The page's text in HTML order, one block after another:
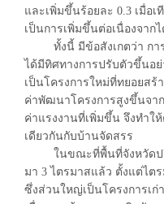
และเพิ่มขึ้นร้อยละ 0.3 เมื่อ
เป็นการเพิ่มขึ้นต่อเนื่องจา
ทั้งนี้ มีข้อสังเกตว่า การ
ได้มีทิศทางการปรับตัวขึ้นอ
เป็นโครงการใหม่ที่ทยอยสร้
ค่าพัฒนาโครงการสูงขึ้นจา
ค่าแรงงานที่เพิ่มขึ้น จึงทำใ
เดียวกันกับบ้านจัดสรร
ในขณะที่พื้นที่จังหวัดปริ
มา 3 ไตรมาสแล้ว ตั้งแต่ไตร
ซึ่งส่วนใหญ่เป็นโครงการเก่